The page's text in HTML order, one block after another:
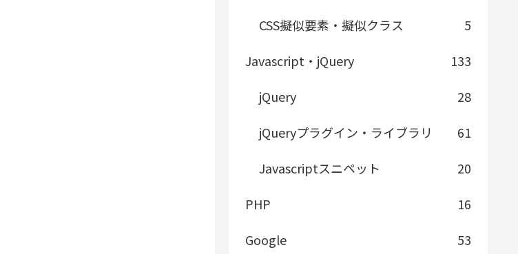
CSS擬似要素・擬似クラス
5
Javascript・jQuery
133
jQuery
28
jQueryプラグイン・ライブラリ
61
Javascriptスニペット
20
PHP
16
Google
53